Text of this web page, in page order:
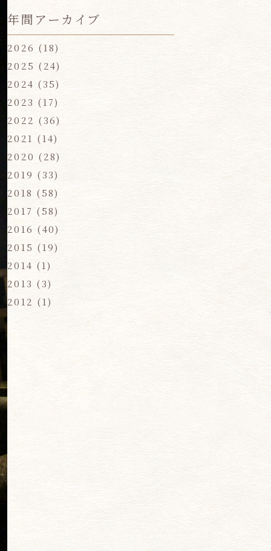
年間アーカイブ
2026 (18)
2025 (24)
2024 (35)
2023 (17)
2022 (36)
2021 (14)
2020 (28)
2019 (33)
2018 (58)
2017 (58)
2016 (40)
2015 (19)
2014 (1)
2013 (3)
2012 (1)